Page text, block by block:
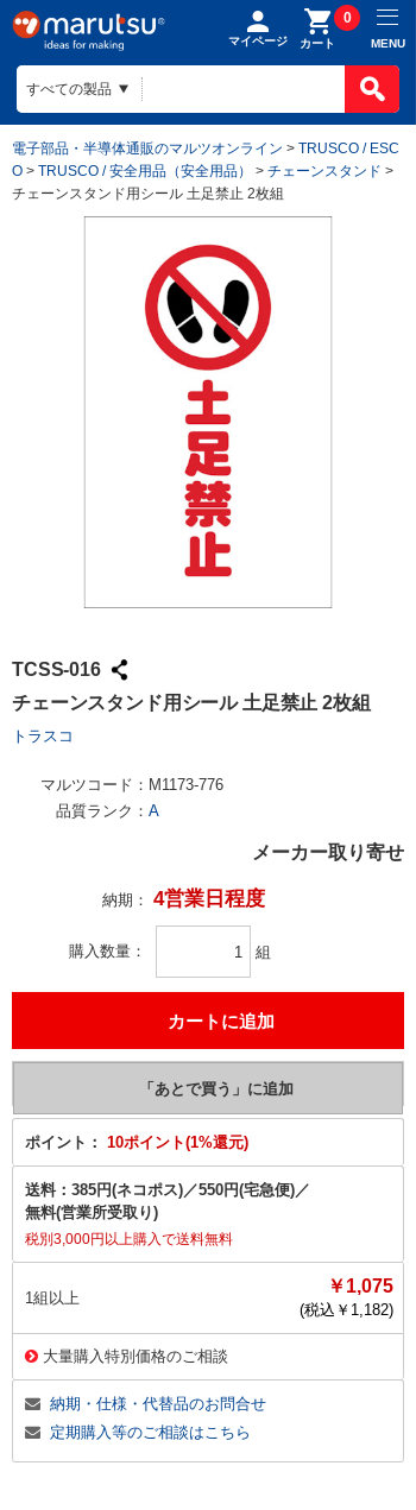
マイページ カート
0
MENU
電子部品・半導体通販のマルツオンライン > TRUSCO / ESC
O > TRUSCO / 安全用品（安全用品） > チェーンスタンド >
チェーンスタンド用シール 土足禁止 2枚組
TCSS-016
チェーンスタンド用シール 土足禁止 2枚組
トラスコ
マルツコード： M1173-776
品質ランク： A
メーカー取り寄せ
納期： 4営業日程度
購入数量 組
ポイント： 10ポイント(1%還元)
送料： 385円(ネコポス)／550円(宅急便)／
無料(営業所受取り)
税別3,000円以上購入で送料無料
1組以上
￥1,075
(税込￥ 1,182)
大量購入特別価格のご相談
納期・仕様・代替品のお問合せ
定期購入等のご相談はこちら